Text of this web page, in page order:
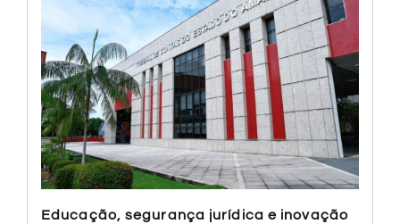
Educação, segurança jurídica e inovação